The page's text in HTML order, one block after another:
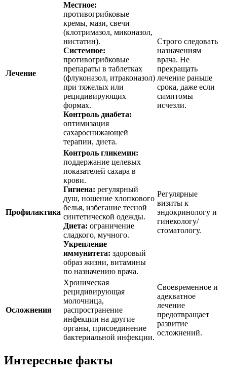
Лечение
Местное:
противогрибковые
кремы, мази, свечи
(клотримазол, миконазол,
нистатин).
Системное:
противогрибковые
препараты в таблетках
(флуконазол, итраконазол)
при тяжелых или
рецидивирующих
формах.
Контроль диабета:
оптимизация
сахароснижающей
терапии, диета.
Строго следовать
назначениям
врача. Не
прекращать
лечение раньше
срока, даже если
симптомы
исчезли.
Профилактика
Контроль гликемии:
поддержание целевых
показателей сахара в
крови.
Гигиена: регулярный
душ, ношение хлопкового
белья, избегание тесной
синтетической одежды.
Диета: ограничение
сладкого, мучного.
Укрепление
иммунитета: здоровый
образ жизни, витамины
по назначению врача.
Регулярные
визиты к
эндокринологу и
гинекологу/
стоматологу.
Осложнения
Хроническая
рецидивирующая
молочница,
распространение
инфекции на другие
органы, присоединение
бактериальной инфекции.
Своевременное и
адекватное
лечение
предотвращает
развитие
осложнений.
Интересные факты